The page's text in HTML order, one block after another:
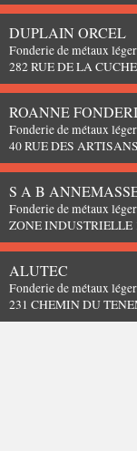
DUPLAIN ORCEL
Fonderie de métaux
282 RUE DE LA
ROANNE
Fonderie de métaux
40 RUE DES
S A B
Fonderie de métaux
ZONE INDUSTRIELLE
ALUTEC
Fonderie de métaux
231 CHEMIN DU